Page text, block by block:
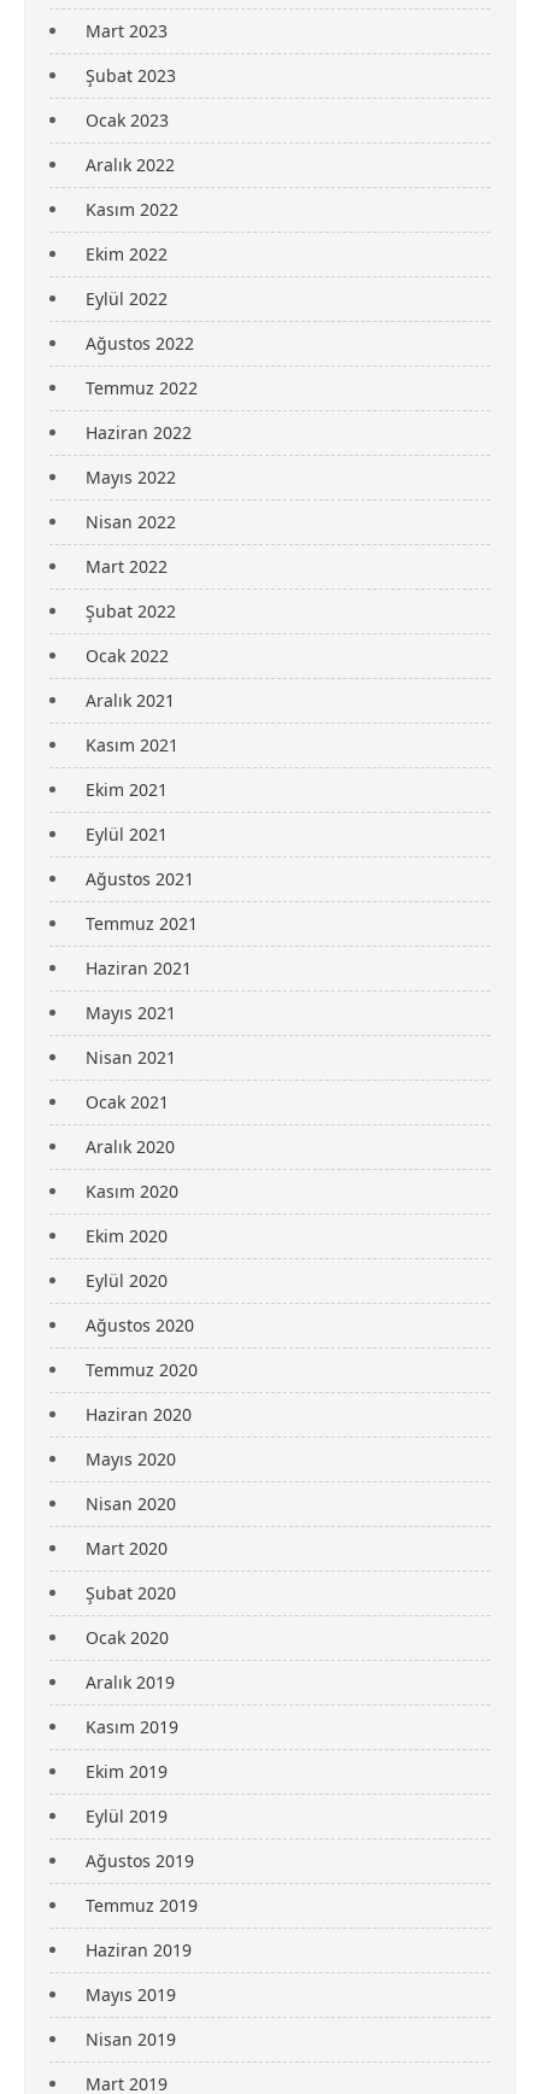
Mart 2023
Şubat 2023
Ocak 2023
Aralık 2022
Kasım 2022
Ekim 2022
Eylül 2022
Ağustos 2022
Temmuz 2022
Haziran 2022
Mayıs 2022
Nisan 2022
Mart 2022
Şubat 2022
Ocak 2022
Aralık 2021
Kasım 2021
Ekim 2021
Eylül 2021
Ağustos 2021
Temmuz 2021
Haziran 2021
Mayıs 2021
Nisan 2021
Ocak 2021
Aralık 2020
Kasım 2020
Ekim 2020
Eylül 2020
Ağustos 2020
Temmuz 2020
Haziran 2020
Mayıs 2020
Nisan 2020
Mart 2020
Şubat 2020
Ocak 2020
Aralık 2019
Kasım 2019
Ekim 2019
Eylül 2019
Ağustos 2019
Temmuz 2019
Haziran 2019
Mayıs 2019
Nisan 2019
Mart 2019